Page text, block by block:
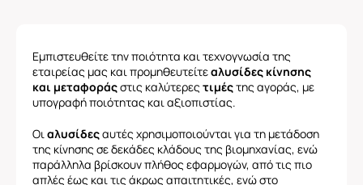
Εμπιστευθείτε την ποιότητα και τεχνογνωσία της
εταιρείας μας και προμηθευτείτεαλυσίδες κίνησης
και μεταφοράςστις καλύτερες τιμέςτης αγοράς, με
υπογραφή ποιότητας και αξιοπιστίας.
Οιαλυσίδεςαυτές χρησιμοποιούνται για τη μετάδοση
της κίνησης σε δεκάδες κλάδους της βιομηχανίας, ενώ
παράλληλα βρίσκουν πλήθος εφαρμογών, από τις πιο
απλές έως και τις άκρως απαιτητικές, ενώ στο